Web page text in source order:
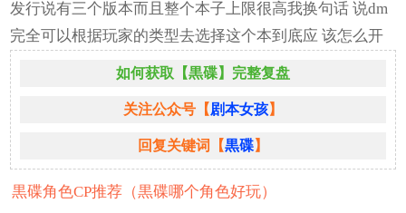
发行说有三个版本而且整个本子上限很高我换句话 说dm
完全可以根据玩家的类型去选择这个本到底应 该怎么开
如何获取【黒碟】完整复盘
关注公众号【剧本女孩】
回复关键词【黒碟】
黒碟角色CP推荐（黒碟哪个角色好玩）